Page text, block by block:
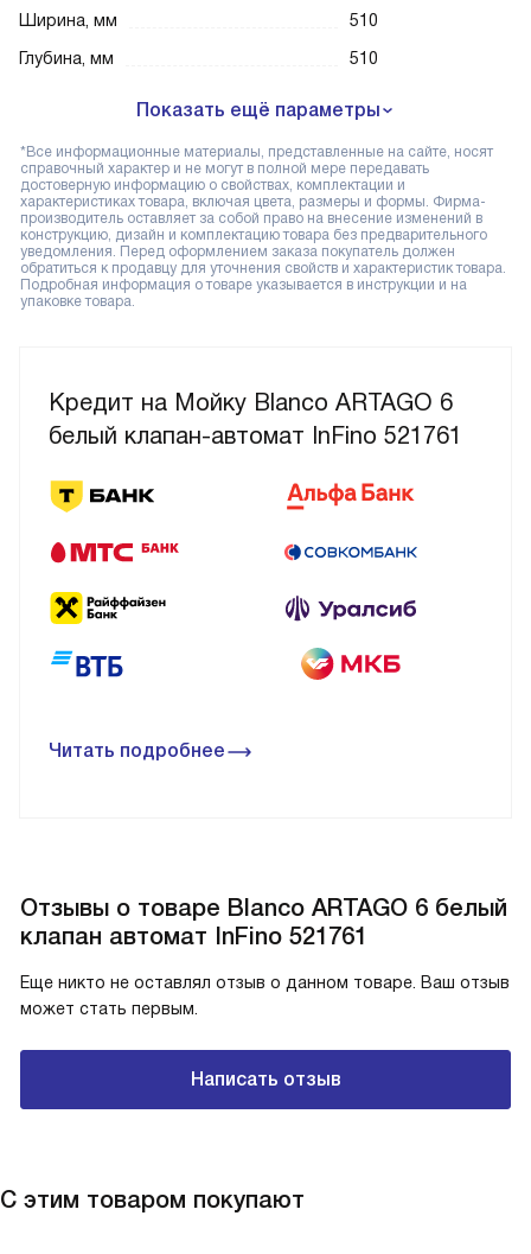
Кредит на Мойку Blanco ARTAGO 6
белый клапан-автомат InFino 521761
Читать подробнее
Ширина, мм
510
Глубина, мм
510
Показать ещё параметры
*Все информационные материалы, представленные на сайте, носят
справочный характер и не могут в полной мере передавать
достоверную информацию о свойствах, комплектации и
характеристиках товара, включая цвета, размеры и формы. Фирма-
производитель оставляет за собой право на внесение изменений в
конструкцию, дизайн и комплектацию товара без предварительного
уведомления. Перед оформлением заказа покупатель должен
обратиться к продавцу для уточнения свойств и характеристик товара.
Подробная информация о товаре указывается в инструкции и на
упаковке товара.
Отзывы о товаре Blanco ARTAGO 6 белый
клапан автомат InFino 521761
Еще никто не оставлял отзыв о данном товаре. Ваш отзыв
может стать первым.
Написать отзыв
С этим товаром покупают